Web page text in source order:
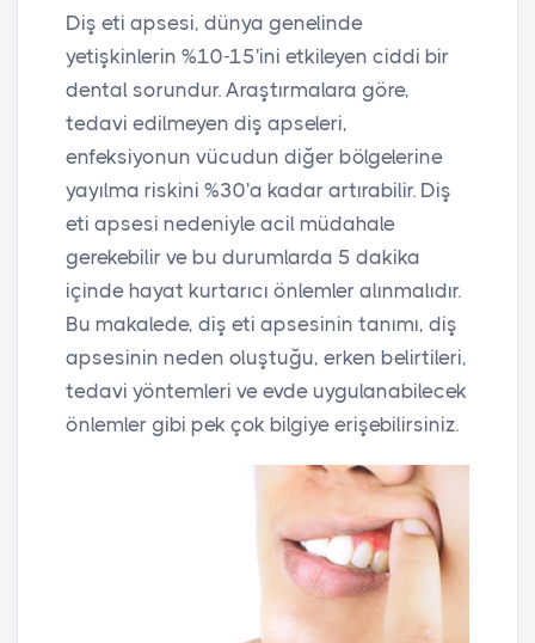
Diş eti apsesi, dünya genelinde
yetişkinlerin %10-15'ini etkileyen ciddi bir
dental sorundur. Araştırmalara göre,
tedavi edilmeyen diş apseleri,
enfeksiyonun vücudun diğer bölgelerine
yayılma riskini %30'a kadar artırabilir. Diş
eti apsesi nedeniyle acil müdahale
gerekebilir ve bu durumlarda 5 dakika
içinde hayat kurtarıcı önlemler alınmalıdır.
Bu makalede, diş eti apsesinin tanımı, diş
apsesinin neden oluştuğu, erken belirtileri,
tedavi yöntemleri ve evde uygulanabilecek
önlemler gibi pek çok bilgiye erişebilirsiniz.